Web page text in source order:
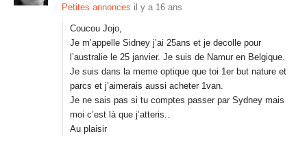
Petites annonces il y a 16 ans
Coucou Jojo,
Je m’appelle Sidney j’ai 25ans et je decolle pour
l’australie le 25 janvier. Je suis de Namur en Belgique.
Je suis dans la meme optique que toi 1er but nature et
parcs et j’aimerais aussi acheter 1van.
Je ne sais pas si tu comptes passer par Sydney mais
moi c’est là que j’atteris..
Au plaisir